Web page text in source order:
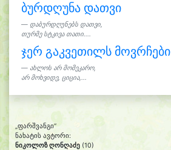
ბურდღუნა დათვი
დაბურდღუნებს დათვი,
თურმე სტკივა თათი....
ჯერ გაკვეთილს მოვრჩები
ახლოს არ მომეკარო,
არ მოხვიდე, ციცია,...
„ფარშვანგი“
ნახატის ავტორი:
ნიკოლოზ ღონღაძე (10)